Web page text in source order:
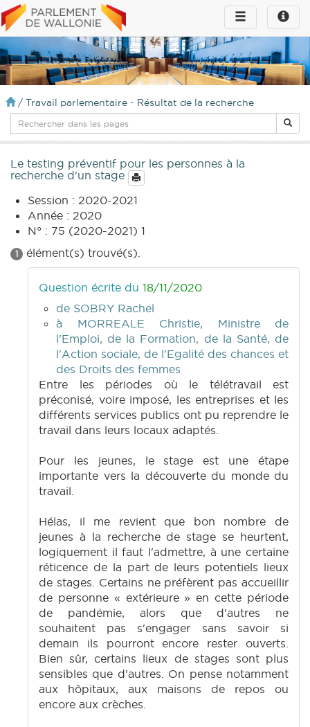
Toggle
infos
Toggle
navigation
/ Travail parlementaire - Résultat de la recherche
Le testing préventif pour les personnes à la
recherche d'un stage
Session : 2020-2021
Année : 2020
N° : 75 (2020-2021) 1
1 élément(s) trouvé(s).
Question écrite du 18/11/2020
de SOBRY Rachel
à MORREALE Christie, Ministre de
l'Emploi, de la Formation, de la Santé, de
l'Action sociale, de l'Egalité des chances et
des Droits des femmes
Entre les périodes où le télétravail est
préconisé, voire imposé, les entreprises et les
différents services publics ont pu reprendre le
travail dans leurs locaux adaptés.
Pour les jeunes, le stage est une étape
importante vers la découverte du monde du
travail.
Hélas, il me revient que bon nombre de
jeunes à la recherche de stage se heurtent,
logiquement il faut l'admettre, à une certaine
réticence de la part de leurs potentiels lieux
de stages. Certains ne préfèrent pas accueillir
de personne « extérieure » en cette période
de pandémie, alors que d'autres ne
souhaitent pas s'engager sans savoir si
demain ils pourront encore rester ouverts.
Bien sûr, certains lieux de stages sont plus
sensibles que d'autres. On pense notamment
aux hôpitaux, aux maisons de repos ou
encore aux crèches.